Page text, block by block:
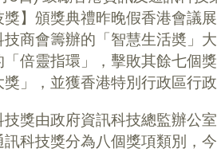
】頒獎典禮昨晚假香港會議
商會籌辦的「智慧生活奬」
倍靈指環」，擊敗其餘七個
」，並獲香港特別行政區行
獎由政府資訊科技總監辦公
科技獎分為八個獎項類別，